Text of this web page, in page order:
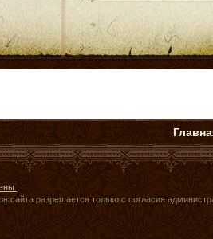
сайта разрешается только с согласия